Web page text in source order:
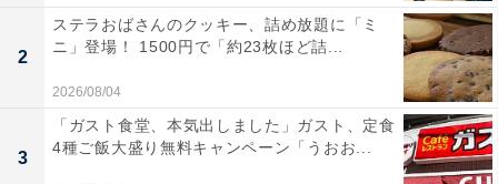
Denny'sぴあ2024～50周年記念ファンブック～ (ぴあ
MOOK)
2
ステラおばさんのクッキー、詰め放題に「ミ
ニ」登場！ 1500円で「約23枚ほど詰...
2026/08/04
3
「ガスト食堂、本気出しました」ガスト、定食
4種ご飯大盛り無料キャンペーン「うおお...